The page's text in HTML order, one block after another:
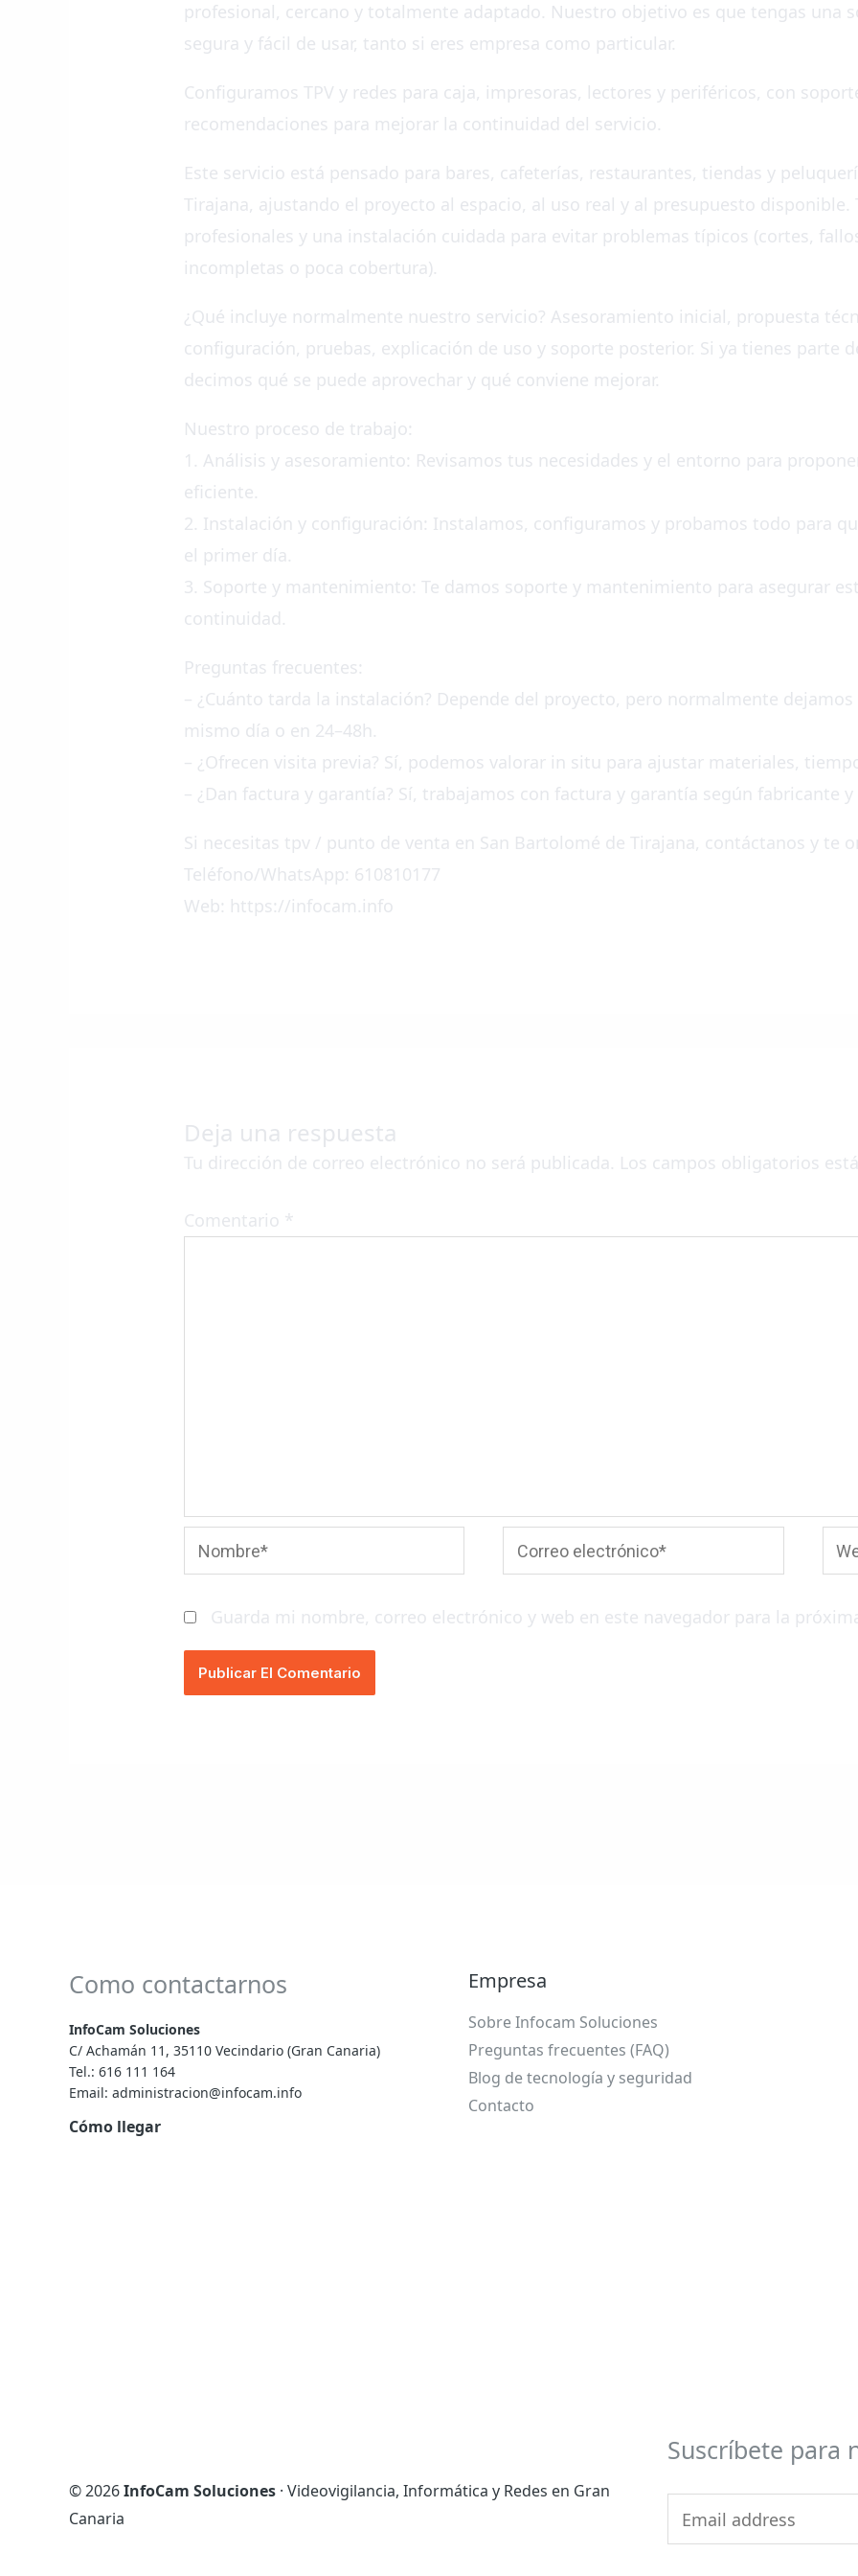
profesional, cercano y totalmente adaptado. Nuestro objetivo es que tengas una
segura y fácil de usar, tanto si eres empresa como particular.
Configuramos TPV y redes para caja, impresoras, lectores y periféricos, con
recomendaciones para mejorar la continuidad del servicio.
Este servicio está pensado para bares, cafeterías, restaurantes, tiendas y
Tirajana, ajustando el proyecto al espacio, al uso real y al presupuesto disponible.
profesionales y una instalación cuidada para evitar problemas típicos (cortes,
incompletas o poca cobertura).
¿Qué incluye normalmente nuestro servicio? Asesoramiento inicial, propuesta
configuración, pruebas, explicación de uso y soporte posterior. Si ya tienes parte
decimos qué se puede aprovechar y qué conviene mejorar.
Nuestro proceso de trabajo:
1. Análisis y asesoramiento: Revisamos tus necesidades y el entorno para
eficiente.
2. Instalación y configuración: Instalamos, configuramos y probamos todo para
el primer día.
3. Soporte y mantenimiento: Te damos soporte y mantenimiento para asegurar
continuidad.
Preguntas frecuentes:
– ¿Cuánto tarda la instalación? Depende del proyecto, pero normalmente
mismo día o en 24–48h.
– ¿Ofrecen visita previa? Sí, podemos valorar in situ para ajustar materiales,
– ¿Dan factura y garantía? Sí, trabajamos con factura y garantía según fabricante y
Si necesitas tpv / punto de venta en San Bartolomé de Tirajana, contáctanos y te
Teléfono/WhatsApp: 610810177
Web: https://infocam.info
Deja una respuesta
Tu dirección de correo electrónico no será publicada. Los campos obligatorios
Comentario *
Nombre*
Correo
electrónico*
Web
Guarda mi nombre, correo electrónico y web en este navegador para la
Como contactarnos
InfoCam Soluciones
C/ Achamán 11, 35110 Vecindario (Gran Canaria)
Tel.: 616 111 164
Email: administracion@infocam.info
Cómo llegar
Empresa
Sobre Infocam Soluciones
Preguntas frecuentes (FAQ)
Blog de tecnología y seguridad
Contacto
© 2026InfoCam Soluciones · Videovigilancia, Informática y Redes en Gran
Canaria
Suscríbete para